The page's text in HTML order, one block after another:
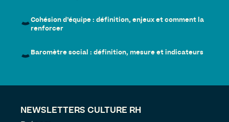
Cohésion d’équipe : définition, enjeux et comment la
renforcer
Baromètre social : définition, mesure et indicateurs
NEWSLETTERS CULTURE RH